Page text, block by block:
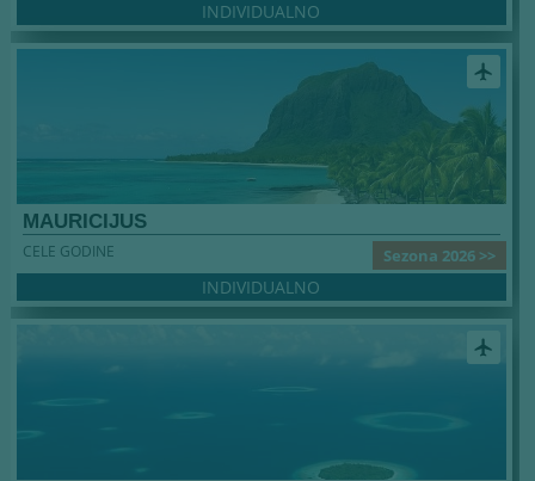
INDIVIDUALNO
airplanemode_active
MAURICIJUS
Sezona 2026 >>
CELE GODINE
INDIVIDUALNO
airplanemode_active